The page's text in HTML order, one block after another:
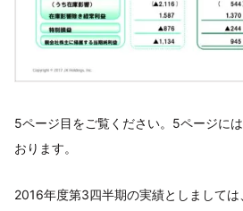
5ページ目をご覧ください。5ページに
おります。
2016年度第3四半期の実績としまして